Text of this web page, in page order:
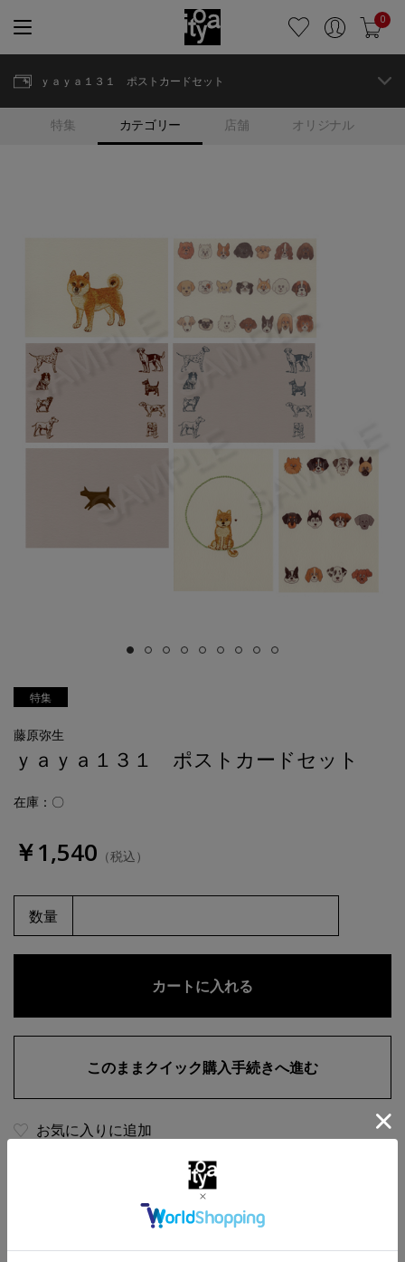
0
特集 カテゴリー 店舗 オリジナル
ｙａｙａ１３１ ポストカードセット
特集
藤原弥生
ｙａｙａ１３１ ポストカードセット
在庫：〇
￥1,540 （税込）
数量
お気に入りに追加
返品・交換について